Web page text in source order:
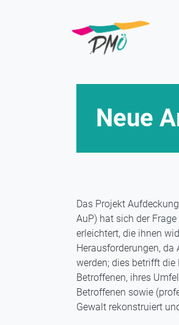
Neue
Das Projekt
AuP) hat sich der
erleichtert, die ihnen
Herausforderungen,
werden; dies betrifft
Betroffenen, ihres
Betroffenen sowie
Gewalt rekonstruiert